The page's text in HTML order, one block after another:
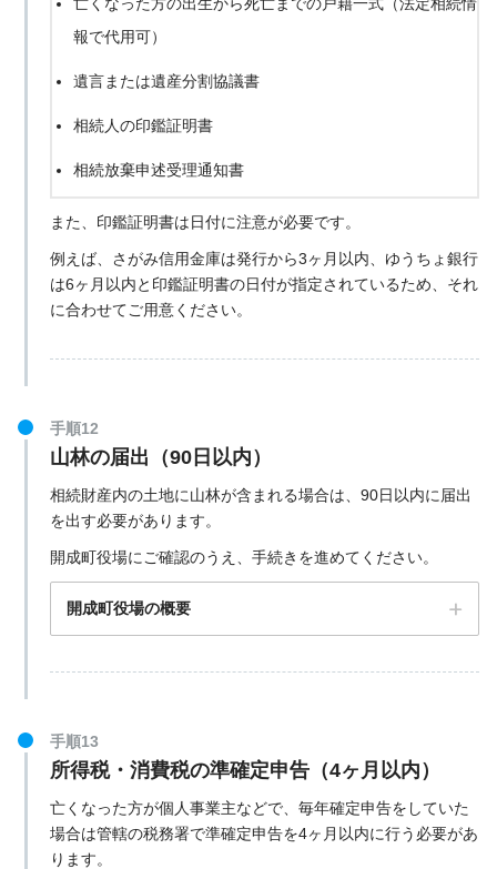
湘南自動車検査登録事務所の公式サイト
〒254-0082 神奈川県平塚市東豊田３６９−１３
報で代用可）
遺言または遺産分割協議書
相続人の印鑑証明書
相続放棄申述受理通知書
また、印鑑証明書は日付に注意が必要です。
例えば、さがみ信用金庫は発行から3ヶ月以内、ゆうちょ銀行
は6ヶ月以内と印鑑証明書の日付が指定されているため、それ
に合わせてご用意ください。
手順12
山林の届出（90日以内）
相続財産内の土地に山林が含まれる場合は、90日以内に届出
を出す必要があります。
開成町役場にご確認のうえ、手続きを進めてください。
開成町役場の概要
手順13
所得税・消費税の準確定申告（4ヶ月以内）
亡くなった方が個人事業主などで、毎年確定申告をしていた
場合は管轄の税務署で準確定申告を4ヶ月以内に行う必要があ
ります。